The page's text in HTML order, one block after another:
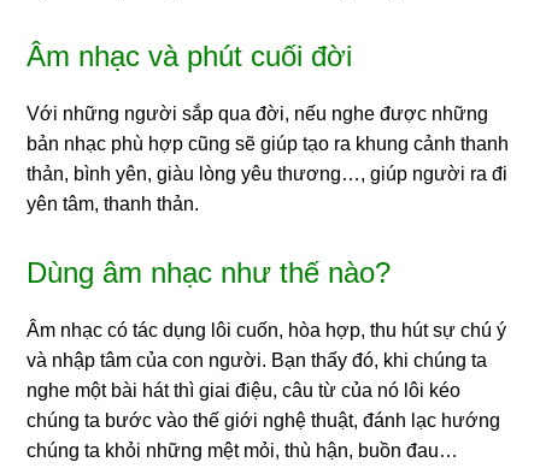
Âm nhạc và phút cuối đời
Với những người sắp qua đời, nếu nghe được những
bản nhạc phù hợp cũng sẽ giúp tạo ra khung cảnh thanh
thản, bình yên, giàu lòng yêu thương…, giúp người ra đi
yên tâm, thanh thản.
Dùng âm nhạc như thế nào?
Âm nhạc có tác dụng lôi cuốn, hòa hợp, thu hút sự chú ý
và nhập tâm của con người. Bạn thấy đó, khi chúng ta
nghe một bài hát thì giai điệu, câu từ của nó lôi kéo
chúng ta bước vào thế giới nghệ thuật, đánh lạc hướng
chúng ta khỏi những mệt mỏi, thù hận, buồn đau…